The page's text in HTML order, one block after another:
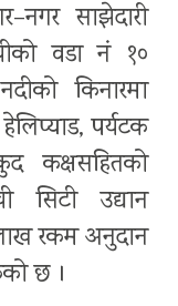
साझेदारी
वडा नं १०
किनारमा
पर्यटक
कक्षसहितको
सिटी उद्यान
रकम अनुदान
छ ।